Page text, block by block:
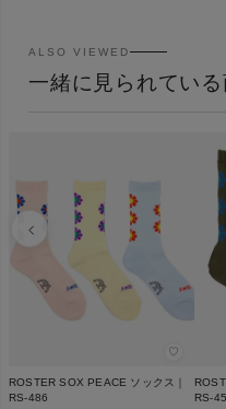
ALSO VIEWED
一緒に見られてい
♡
ROSTER SOX PEACE ソックス｜
RS-486
RS-